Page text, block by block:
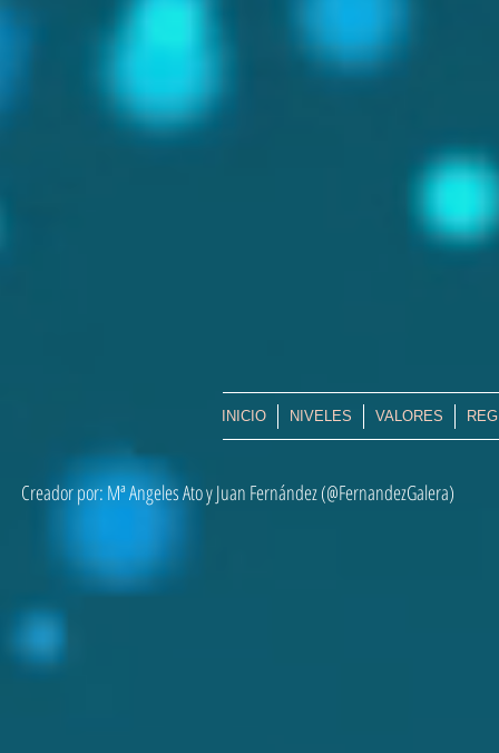
INICIO NIVELES VALORES
Creador por: Mª Angeles Ato y Juan Fernández (@FernandezGalera)